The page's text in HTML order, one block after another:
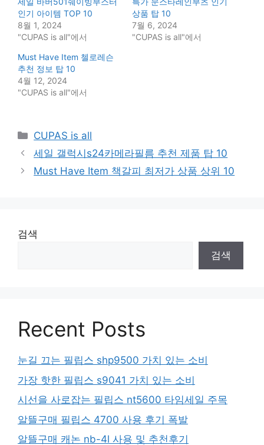
인기 아이템 TOP 10
8월 1, 2024
"CUPAS is all"에서
상품 탑 10
7월 6, 2024
"CUPAS is all"에서
Must Have Item 첼로레슨
추천 정보 탑 10
4월 12, 2024
"CUPAS is all"에서
Categories
CUPAS is all
세일 갤럭시s24카메라필름 추천 제품 탑 10
Must Have Item 책갈피 최저가 상품 상위 10
검색
검색
Recent Posts
눈길 끄는 필립스 shp9500 가치 있는 소비
가장 핫한 필립스 s9041 가치 있는 소비
시선을 사로잡는 필립스 nt5600 타임세일 주목
알뜰구매 필립스 4700 사용 후기 폭발
알뜰구매 캐논 nb-4l 사용 및 추천후기